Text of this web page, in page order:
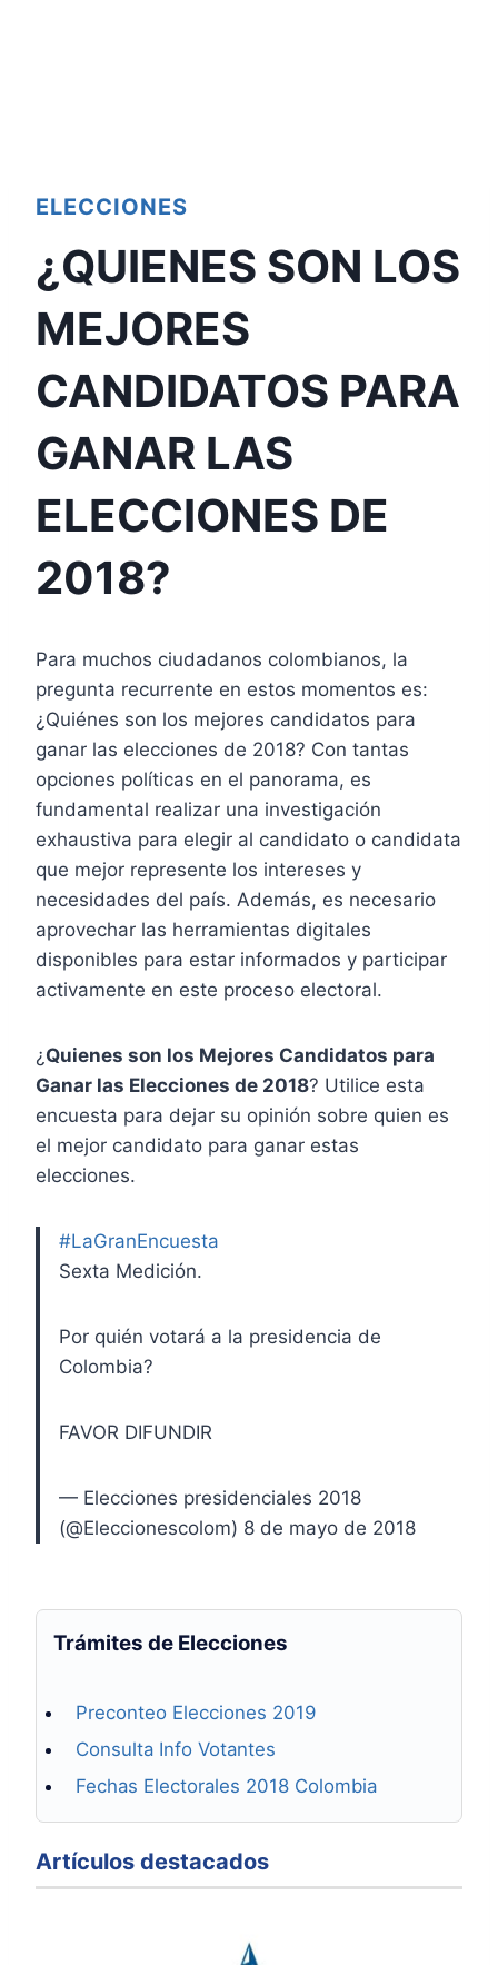
ELECCIONES
¿QUIENES SON LOS
MEJORES
CANDIDATOS PARA
GANAR LAS
ELECCIONES DE
2018?
Para muchos ciudadanos colombianos, la
pregunta recurrente en estos momentos es:
¿Quiénes son los mejores candidatos para
ganar las elecciones de 2018? Con tantas
opciones políticas en el panorama, es
fundamental realizar una investigación
exhaustiva para elegir al candidato o candidata
que mejor represente los intereses y
necesidades del país. Además, es necesario
aprovechar las herramientas digitales
disponibles para estar informados y participar
activamente en este proceso electoral.
¿ Quienes son los Mejores Candidatos para
Ganar las Elecciones de 2018? Utilice esta
encuesta para dejar su opinión sobre quien es
el mejor candidato para ganar estas
elecciones.
#LaGranEncuesta
Sexta Medición.
Por quién votará a la presidencia de
Colombia?
FAVOR DIFUNDIR
— Elecciones presidenciales 2018
(@Eleccionescolom) 8 de mayo de 2018
Trámites de Elecciones
Preconteo Elecciones 2019
Consulta Info Votantes
Fechas Electorales 2018 Colombia
Artículos destacados